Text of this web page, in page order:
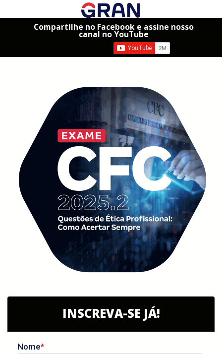
Compartilhe no Facebook e assine nosso
canal no YouTube
INSCREVA-SE JÁ!